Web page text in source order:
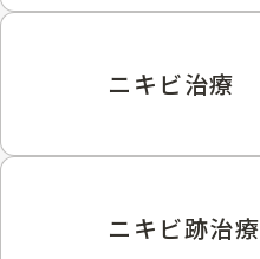
ニキビ治療
ニキビ跡治療